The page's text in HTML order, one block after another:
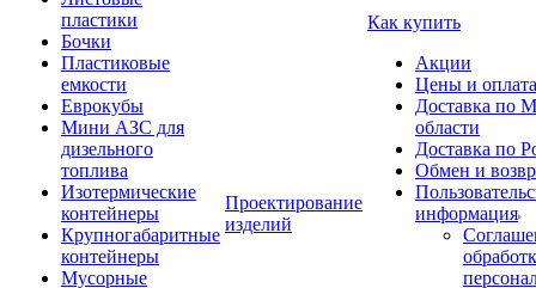
пластики
Бочки
Пластиковые
емкости
Еврокубы
Мини АЗС для
дизельного
топлива
Изотермические
контейнеры
Крупногабаритные
контейнеры
Мусорные
Проектирование
изделий
Как купить
Акции
Цены и оплата
Доставка по
области
Доставка по
Обмен и
информация